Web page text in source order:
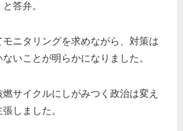
答弁。
モニタリングを求めながら、対策は
いことが明らかになりました。
サイクルにしがみつく政治は変え
しました。